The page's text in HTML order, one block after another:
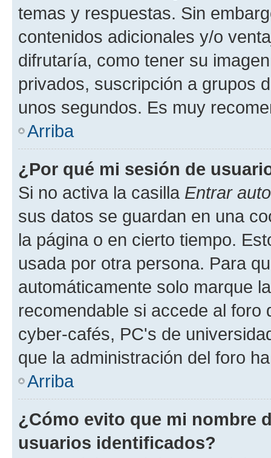
temas y respuestas. Sin
contenidos adicionales y/o
difrutaría, como tener su
privados, suscripción a grupos
unos segundos. Es muy
Arriba
¿Por qué mi sesión de
Si no activa la casilla Entrar
sus datos se guardan en una
la página o en cierto tiempo.
usada por otra persona. Para
automáticamente solo marque
recomendable si accede al foro
cyber-cafés, PC's de
que la administración del foro
Arriba
¿Cómo evito que mi nombre
usuarios identificados?